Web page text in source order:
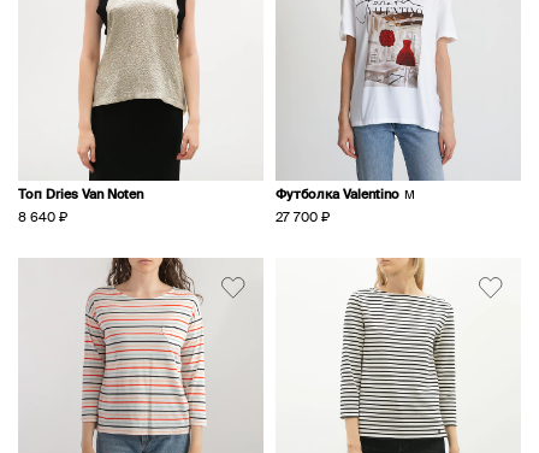
Топ Dries Van Noten
8 640 ₽
Футболка Valentino M
27 700 ₽